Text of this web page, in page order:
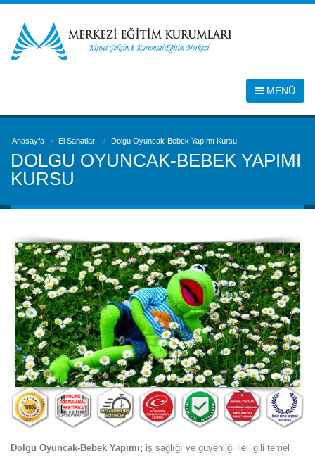
MENÜ
Anasayfa El Sanatları Dolgu Oyuncak-Bebek Yapımı Kursu
DOLGU OYUNCAK-BEBEK YAPIMI
KURSU
Dolgu Oyuncak-Bebek Yapımı; iş sağlığı ve güvenliği ile ilgili temel